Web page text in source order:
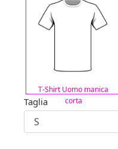
T-Shirt Uomo manica
corta
Taglia